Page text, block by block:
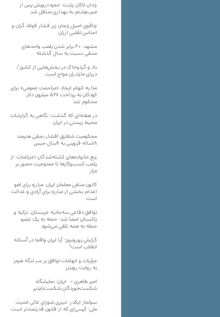
زندان لاکان رشت؛ حمزه درویش پس از
ضرب‌وشتم به بهداری منتقل شد
چاقوی اصیل زنجان زیر فشار فولاد گران و
اجناس تقلبی ارزان
مشهد؛ ۲۰ برابر شدن پلمب واحدهای
صنفی نسبت به سال گذشته
باد و گردوخاک در بخش‌هایی از کشور/
دریای مازندران مواج است
متا به اتهام ایجاد «مزاحمت عمومی» برای
کودکان به پرداخت ۵۶۷ میلیون دلار
محکوم شد
در هفته‌ای که گذشت؛ نگاهی به گزارشات
محیط زیستی در ایران
محکومیت شقایق افشار نجفی هنرمند
۱۸ساله قزوینی به ۹سال حبس
رنج خانواده‌های کشته‌شدگان اعتراضات؛ از
پلمب کسب‌وکارها تا ممنوعیت حضور بر
مزار
کانون صنفی معلمان ایران: مبارزه برای لغو
اعدام بخشی از مبارزه برای آزادی و عدالت
است
توافق دفاعی سه‌جانبه عربستان، ترکیه و
پاکستان امضا شد؛ حمله به یک عضو،
حمله به همه تلقی می‌شود
گزارش یورونیوز؛ آیا ایران واقعا در آستانه
انقلاب است؟
جزئیات و ابهامات توافق بر سر تنگه هرمز
به روایت رویترز
امیر طاهری – ایران: نمایشگاه
شکست‌خوردگان شکست‌ناپذیر
سولماز ایکدر: دبیری شورای عالی امنیت
ملی؛ کرسی‌ای که از قانون قدرتمندتر است